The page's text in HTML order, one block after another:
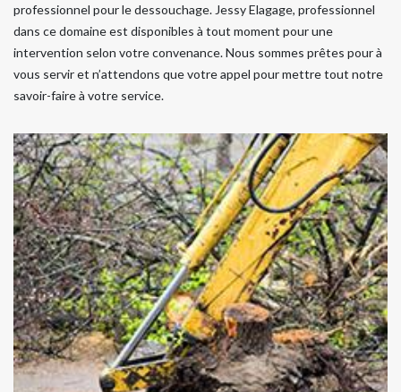
professionnel pour le dessouchage. Jessy Elagage, professionnel
dans ce domaine est disponibles à tout moment pour une
intervention selon votre convenance. Nous sommes prêtes pour à
vous servir et n’attendons que votre appel pour mettre tout notre
savoir-faire à votre service.